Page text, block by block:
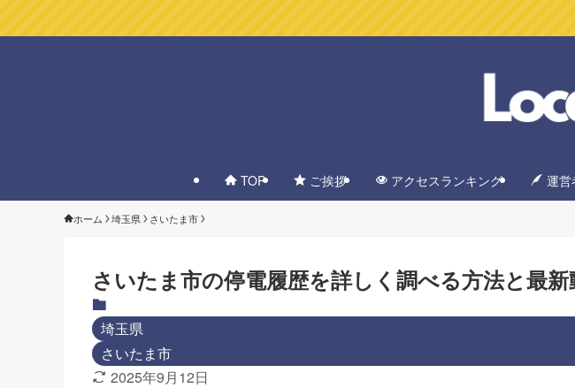
TOP ご挨拶 アクセスランキング 運営
ホーム 埼玉県 さいたま市
さいたま市の停電履歴を詳しく調べる方法と最新
埼玉県
さいたま市
2025年9月12日